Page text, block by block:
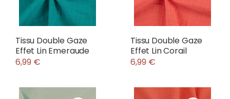
Tissu Double Gaze
Effet Lin Emeraude
6,99 €
Tissu Double Gaze
Effet Lin Corail
6,99 €